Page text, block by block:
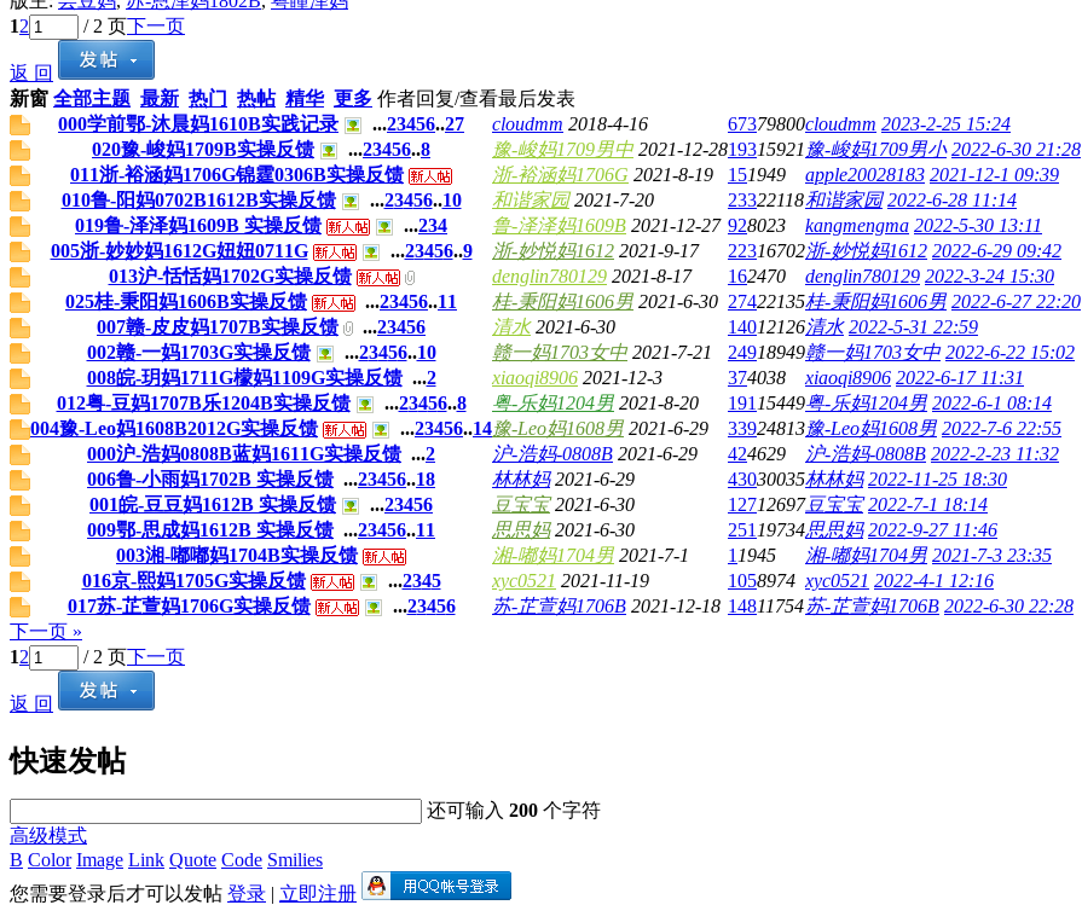
12 / 2 页下一页
返 回
新窗 全部主题 最新 热门 热帖 精华 更多 作者回复/查看最后发表
000学前鄂-沐晨妈1610B实践记录
...23456..27 cloudmm 2018-4-16 67379800cloudmm 2023-2-25 15:24
020豫-峻妈1709B实操反馈
...23456..8 豫-峻妈1709男中 2021-12-2819315921 豫-峻妈1709男小 2022-6-30 21:28
011浙-裕涵妈1706G锦霆0306B实操反馈
浙-裕涵妈1706G 2021-8-19 151949 apple20028183 2021-12-1 09:39
010鲁-阳妈0702B1612B实操反馈
...23456..10 和谐家园 2021-7-20 23322118和谐家园 2022-6-28 11:14
019鲁-泽泽妈1609B 实操反馈
...234 鲁-泽泽妈1609B 2021-12-27 928023 kangmengma 2022-5-30 13:11
005浙-妙妙妈1612G妞妞0711G
...23456..9 浙-妙悦妈1612 2021-9-17 22316702浙-妙悦妈1612 2022-6-29 09:42
013沪-恬恬妈1702G实操反馈
denglin780129 2021-8-17 162470 denglin780129 2022-3-24 15:30
025桂-秉阳妈1606B实操反馈
...23456..11 桂-秉阳妈1606男 2021-6-30 27422135桂-秉阳妈1606男 2022-6-27 22:20
007赣-皮皮妈1707B实操反馈
...23456 清水 2021-6-30 14012126清水 2022-5-31 22:59
002赣-一妈1703G实操反馈
...23456..10 赣一妈1703女中 2021-7-21 24918949赣一妈1703女中 2022-6-22 15:02
008皖-玥妈1711G檬妈1109G实操反馈 ...2 xiaoqi8906 2021-12-3 374038 xiaoqi8906 2022-6-17 11:31
012粤-豆妈1707B乐1204B实操反馈
...23456..8 粤-乐妈1204男 2021-8-20 191 15449粤-乐妈1204男 2022-6-1 08:14
004豫-Leo妈1608B2012G实操反馈
...23456..14豫-Leo妈1608男 2021-6-29 33924813豫-Leo妈1608男 2022-7-6 22:55
000沪-浩妈0808B蓝妈1611G实操反馈 ...2 沪-浩妈-0808B 2021-6-29 424629 沪-浩妈-0808B 2022-2-23 11:32
006鲁-小雨妈1702B 实操反馈 ...23456..18 林林妈 2021-6-29 43030035林林妈 2022-11-25 18:30
001皖-豆豆妈1612B 实操反馈
...23456 豆宝宝 2021-6-30 12712697豆宝宝 2022-7-1 18:14
009鄂-思成妈1612B 实操反馈 ...23456..11 思思妈 2021-6-30 251 19734思思妈 2022-9-27 11:46
003湘-嘟嘟妈1704B实操反馈
湘-嘟妈1704男 2021-7-1 1 1945 湘-嘟妈1704男 2021-7-3 23:35
016京-熙妈1705G实操反馈
...2345 xyc0521 2021-11-19 1058974 xyc0521 2022-4-1 12:16
017苏-芷萱妈1706G实操反馈
...23456 苏-芷萱妈1706B 2021-12-18 14811754苏-芷萱妈1706B 2022-6-30 22:28
下一页 »
12 / 2 页下一页
返 回
快速发帖
还可输入200 个字符
高级模式
B Color Image Link Quote Code Smilies
您需要登录后才可以发帖 登录 | 立即注册